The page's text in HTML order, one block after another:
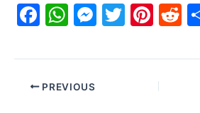
F
c
e
W
at
s
M
s
T
itt
Pi
er
e
R
d
PREVIOUS